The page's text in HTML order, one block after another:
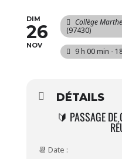
DIM
26
NOV
Collège
(97430)
9 h 00 min -
DÉTAILS
🔰 PASSAGE DE
📆 Date :